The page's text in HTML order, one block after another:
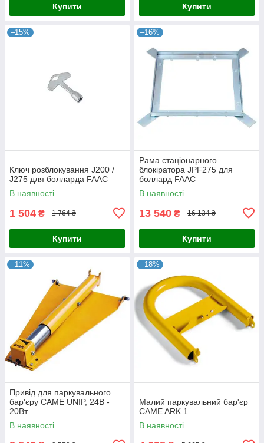
Купити Купити
–15%
Ключ розблокування J200 /
J275 для болларда FAAC
В наявності
1 504 ₴ 1 764 ₴
Купити
–16%
Рама стаціонарного
блокіратора JPF275 для
боллард FAAC
В наявності
13 540 ₴ 16 134 ₴
Купити
–11%
Привід для паркувального
бар'єру CAME UNIP, 24В -
20Вт
В наявності
–18%
Малий паркувальний бар'єр
CAME ARK 1
В наявності